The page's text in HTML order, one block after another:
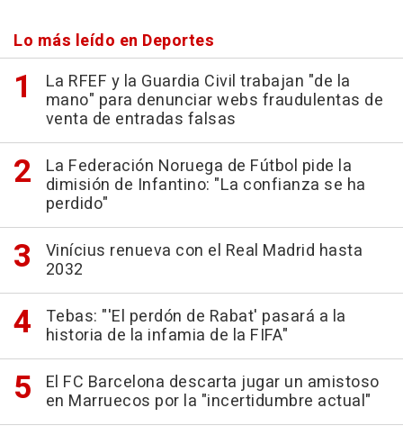
Lo más leído en Deportes
La RFEF y la Guardia Civil trabajan "de la
mano" para denunciar webs fraudulentas de
venta de entradas falsas
La Federación Noruega de Fútbol pide la
dimisión de Infantino: "La confianza se ha
perdido"
Vinícius renueva con el Real Madrid hasta
2032
Tebas: "'El perdón de Rabat' pasará a la
historia de la infamia de la FIFA"
El FC Barcelona descarta jugar un amistoso
en Marruecos por la "incertidumbre actual"